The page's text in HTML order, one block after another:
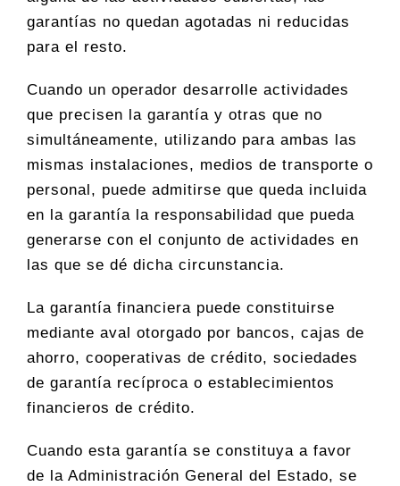
garantías no quedan agotadas ni reducidas
para el resto.
Cuando un operador desarrolle actividades
que precisen la garantía y otras que no
simultáneamente, utilizando para ambas las
mismas instalaciones, medios de transporte o
personal, puede admitirse que queda incluida
en la garantía la responsabilidad que pueda
generarse con el conjunto de actividades en
las que se dé dicha circunstancia.
La garantía financiera puede constituirse
mediante aval otorgado por bancos, cajas de
ahorro, cooperativas de crédito, sociedades
de garantía recíproca o establecimientos
financieros de crédito.
Cuando esta garantía se constituya a favor
de la Administración General del Estado, se